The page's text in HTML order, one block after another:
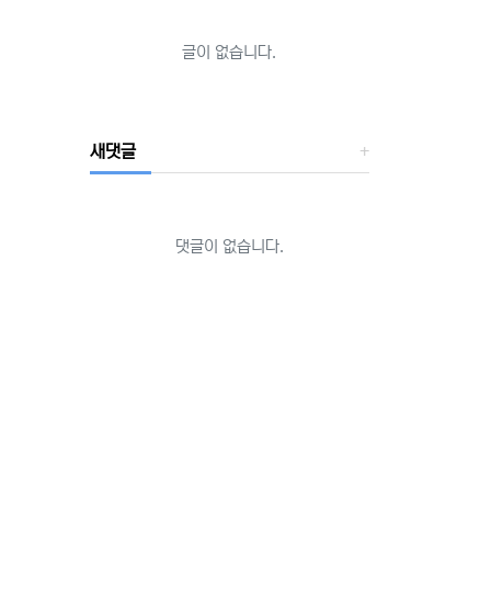
글이 없습니다.
새댓글
댓글이 없습니다.